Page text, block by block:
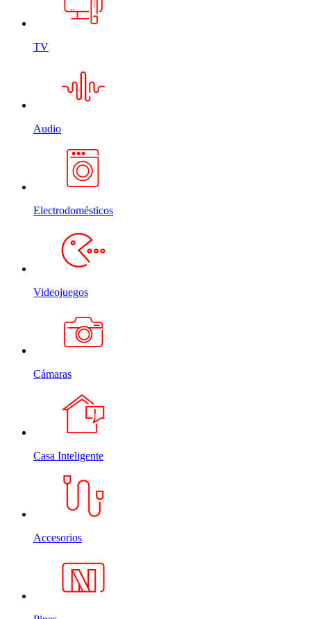
TV
Audio
Electrodomésticos
Videojuegos
Cámaras
Casa Inteligente
Accesorios